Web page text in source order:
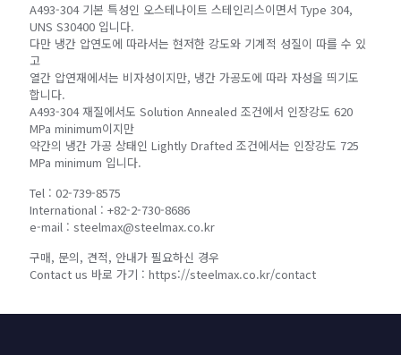
A493-304 기본 특성인 오스테나이트 스테인리스이면서 Type 304,
UNS S30400 입니다.
다만 냉간 압연도에 따라서는 현저한 강도와 기계적 성질이 따를 수 있
고
열간 압연재에서는 비자성이지만, 냉간 가공도에 따라 자성을 띄기도
합니다.
A493-304 재질에서도 Solution Annealed 조건에서 인장강도 620
MPa minimum이지만
약간의 냉간 가공 상태인 Lightly Drafted 조건에서는 인장강도 725
MPa minimum 입니다.
Tel : 02-739-8575
International : +82-2-730-8686
e-mail : steelmax@steelmax.co.kr
구매, 문의, 견적, 안내가 필요하신 경우
Contact us 바로 가기 : https://steelmax.co.kr/contact